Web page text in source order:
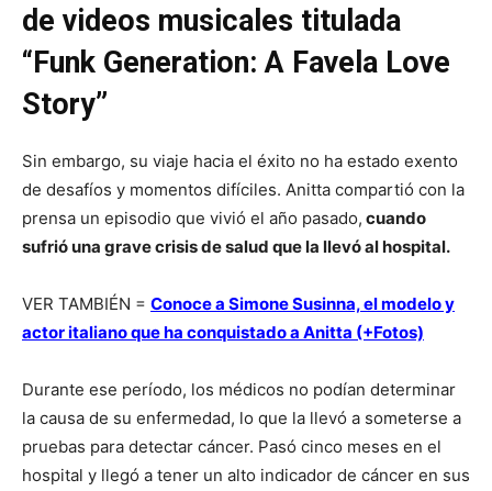
de videos musicales titulada
“Funk Generation: A Favela Love
Story”
Sin embargo, su viaje hacia el éxito no ha estado exento
de desafíos y momentos difíciles. Anitta compartió con la
prensa un episodio que vivió el año pasado, cuando
sufrió una grave crisis de salud que la llevó al hospital.
VER TAMBIÉN = Conoce a Simone Susinna, el modelo y
actor italiano que ha conquistado a Anitta (+Fotos)
Durante ese período, los médicos no podían determinar
la causa de su enfermedad, lo que la llevó a someterse a
pruebas para detectar cáncer. Pasó cinco meses en el
hospital y llegó a tener un alto indicador de cáncer en sus